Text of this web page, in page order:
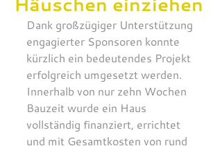
Dank großzügiger Unterstützung
engagierter Sponsoren konnte
kürzlich ein bedeutendes Projekt
erfolgreich umgesetzt werden.
Innerhalb von nur zehn Wochen
Bauzeit wurde ein Haus
vollständig finanziert, errichtet
und mit Gesamtkosten von rund